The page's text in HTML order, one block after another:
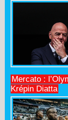
Mercato :
Krépin Diatta